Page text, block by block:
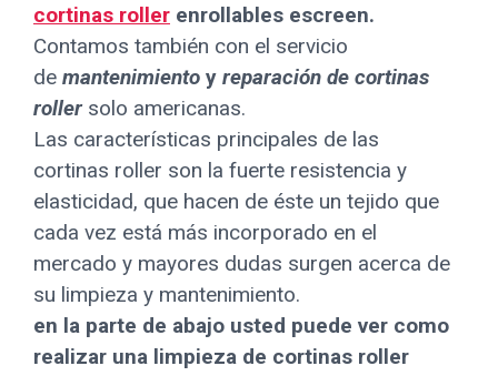
cortinas roller enrollables escreen.
Contamos también con el servicio
de mantenimiento y reparación de cortinas
roller solo americanas.
Las características principales de las
cortinas roller son la fuerte resistencia y
elasticidad, que hacen de éste un tejido que
cada vez está más incorporado en el
mercado y mayores dudas surgen acerca de
su limpieza y mantenimiento.
en la parte de abajo usted puede ver como
realizar una limpieza de cortinas roller